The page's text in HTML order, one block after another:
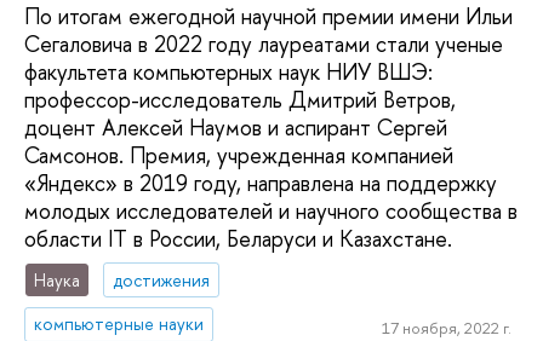
По итогам ежегодной научной премии имени Ильи
Сегаловича в 2022 году лауреатами стали ученые
факультета компьютерных наук НИУ ВШЭ:
профессор-исследователь Дмитрий Ветров,
доцент Алексей Наумов и аспирант Сергей
Самсонов. Премия, учрежденная компанией
«Яндекс» в 2019 году, направлена на поддержку
молодых исследователей и научного сообщества в
области IT в России, Беларуси и Казахстане.
Наука
достижения
компьютерные науки
17 ноября, 2022 г.